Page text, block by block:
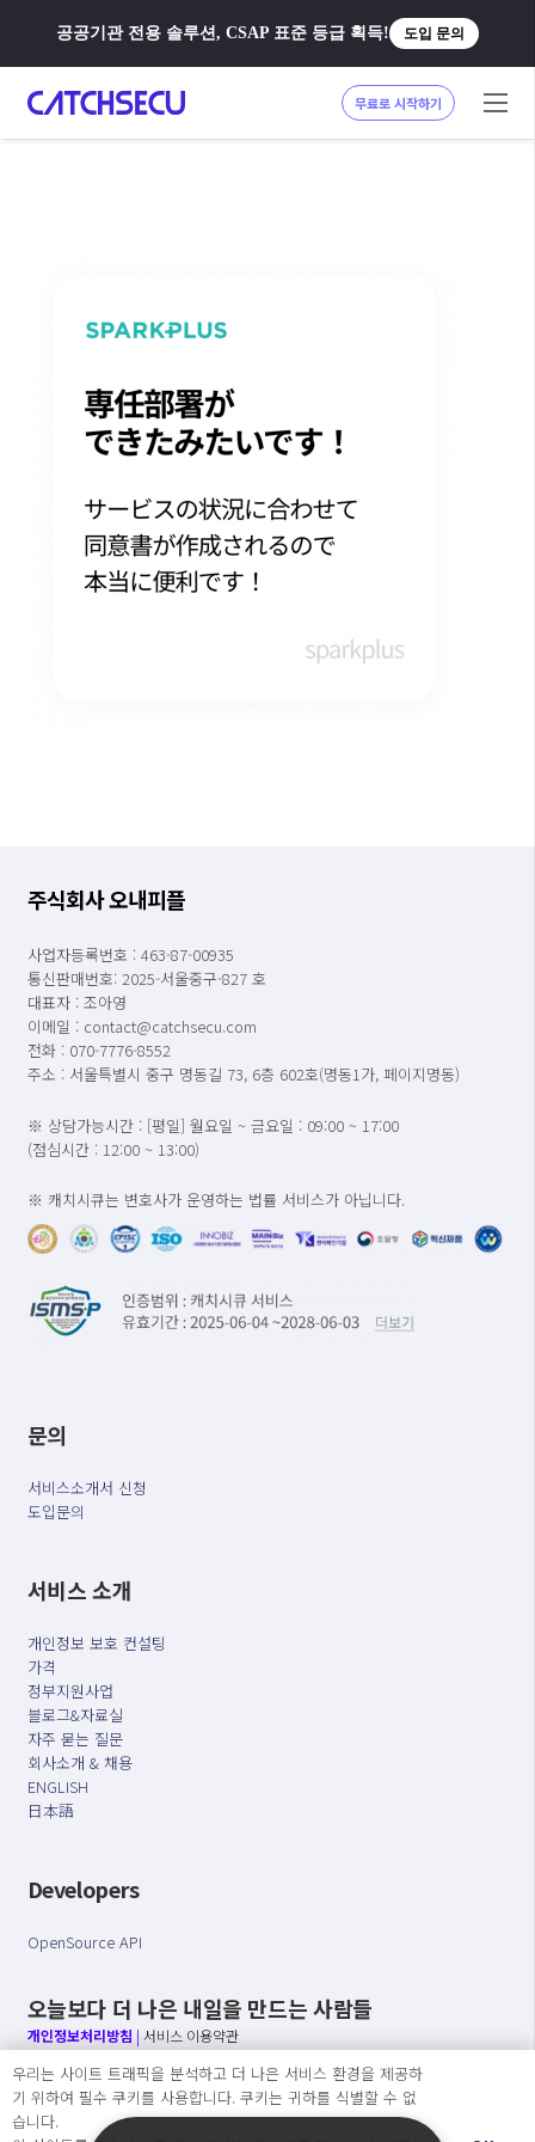
공공기관 전용 솔루션, CSAP 표준 등급 획득! 도입 문의
무료로 시작하기
주식회사 오내피플
사업자등록번호 : 463-87-00935
통신판매번호: 2025-서울중구-827 호
대표자 : 조아영
이메일 : contact@catchsecu.com
전화 : 070-7776-8552
주소 : 서울특별시 중구 명동길 73, 6층 602호(명동1가, 페이지명동)
※ 상담가능시간 : [평일] 월요일 ~ 금요일 : 09:00 ~ 17:00
(점심시간 : 12:00 ~ 13:00)
※ 캐치시큐는 변호사가 운영하는 법률 서비스가 아닙니다.
문의
서비스소개서 신청
도입문의
서비스 소개
개인정보 보호 컨설팅
가격
정부지원사업
블로그&자료실
자주 묻는 질문
회사소개 & 채용
ENGLISH
日本語
Developers
OpenSource API
오늘보다 더 나은 내일을 만드는 사람들
개인정보처리방침 | 서비스 이용약관
○ 개인정보보호 컴플라이언스를 선도하겠습니다.
○ 정보주체의 권리를 보장하겠습니다.
○ 기업의 개인정보보호를 위한 효율적 관리를 보장하겠습니다.
우리는 사이트 트래픽을 분석하고 더 나은 서비스 환경을 제공하
기 위하여 필수 쿠키를 사용합니다. 쿠키는 귀하를 식별할 수 없
습니다.